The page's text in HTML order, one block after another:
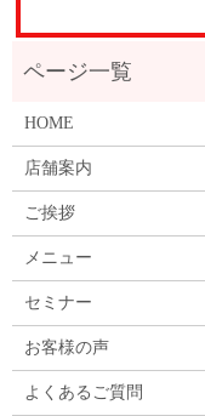
HOME
店舗案内
ご挨拶
メニュー
セミナー
お客様の声
よくあるご質問